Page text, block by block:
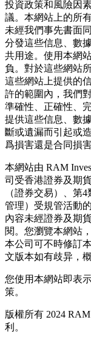
投資政策和風險因
議。本網站上的所
未經我們事先書面
分發這些信息、數
共用途。使用本網
負。對於這些網站
這些網站上提供的
許的範圍內，我們
準確性、正確性、
提供這些信息、數
斷或遺漏而引起或
爲損害還是合同損
本網站由 RAM
司受香港證券及期
（證券交易）、第
管理）受規管活動
內容未經證券及期
閱。您瀏覽本網站
本公司可不時修訂
文版本如有歧异，
您使用本網站即表
策。
版權所有 2024
利。